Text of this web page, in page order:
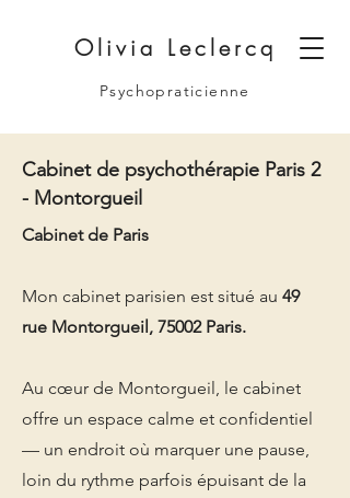
Olivia Leclercq
Psychopraticienne
Cabinet de psychothérapie Paris 2
- Montorgueil
Cabinet de Paris
Mon cabinet parisien est situé au 49
rue Montorgueil, 75002 Paris.
Au cœur de Montorgueil, le cabinet
offre un espace calme et confidentiel
— un endroit où marquer une pause,
loin du rythme parfois épuisant de la